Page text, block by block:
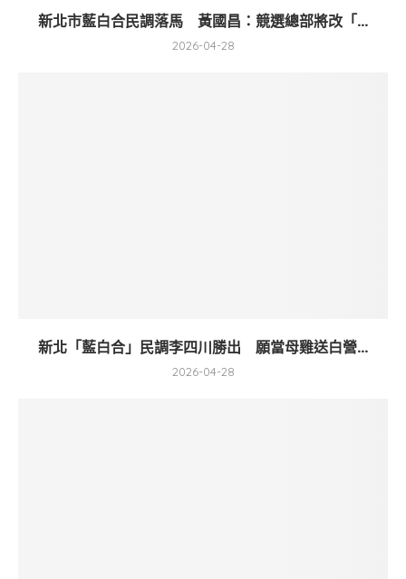
新北市藍白合民調落馬 黃國昌：競選總部將改「...
2026-04-28
新北「藍白合」民調李四川勝出 願當母雞送白營...
2026-04-28